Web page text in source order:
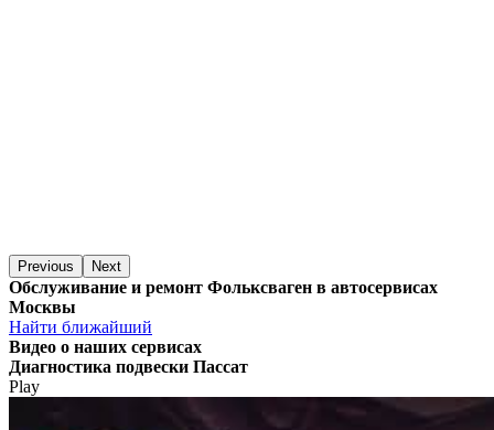
Previous Next
Обслуживание и ремонт Фольксваген в автосервисах
Москвы
Найти ближайший
Видео о наших сервисах
Диагностика подвески Пассат
Play